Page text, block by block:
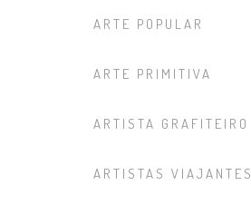
ARTE POPULAR
ARTE PRIMITIVA
ARTISTA GRAFITEIRO
ARTISTAS VIAJANTES